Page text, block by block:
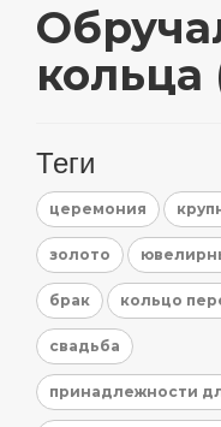
кольца
Теги
церемония
золото
брак кольцо
свадьба
принадлежности